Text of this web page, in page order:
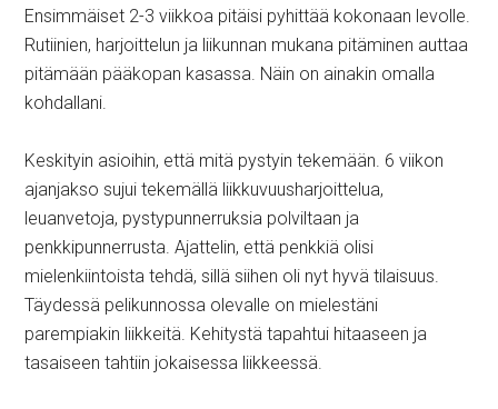
Ensimmäiset 2-3 viikkoa pitäisi pyhittää kokonaan levolle.
Rutiinien, harjoittelun ja liikunnan mukana pitäminen auttaa
pitämään pääkopan kasassa. Näin on ainakin omalla
kohdallani.
Keskityin asioihin, että mitä pystyin tekemään. 6 viikon
ajanjakso sujui tekemällä liikkuvuusharjoittelua,
leuanvetoja, pystypunnerruksia polviltaan ja
penkkipunnerrusta. Ajattelin, että penkkiä olisi
mielenkiintoista tehdä, sillä siihen oli nyt hyvä tilaisuus.
Täydessä pelikunnossa olevalle on mielestäni
parempiakin liikkeitä. Kehitystä tapahtui hitaaseen ja
tasaiseen tahtiin jokaisessa liikkeessä.